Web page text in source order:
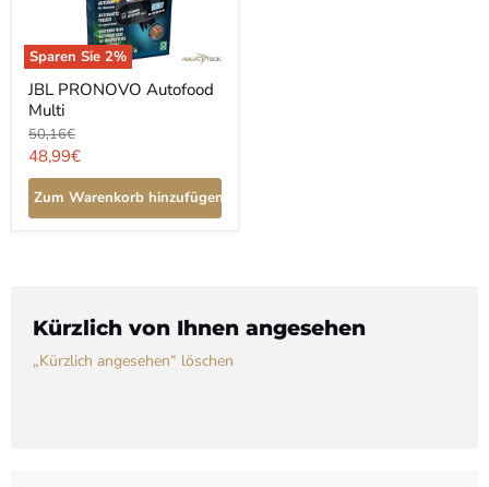
Sparen Sie 2%
PRONOVO
Autofood
Multi
JBL PRONOVO Autofood
Multi
Ursprünglicher
Preis
50,16€
Aktueller
Preis
48,99€
Zum Warenkorb hinzufügen
Kürzlich von Ihnen angesehen
„Kürzlich angesehen“ löschen